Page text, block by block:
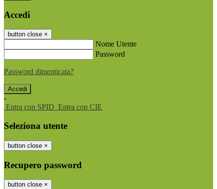
Accedi
button close ×
Nome Utente
Password
Password dimenticata?
-
Entra con SPID Entra con CIE
Seleziona utente
button close ×
Recupero password
button close ×